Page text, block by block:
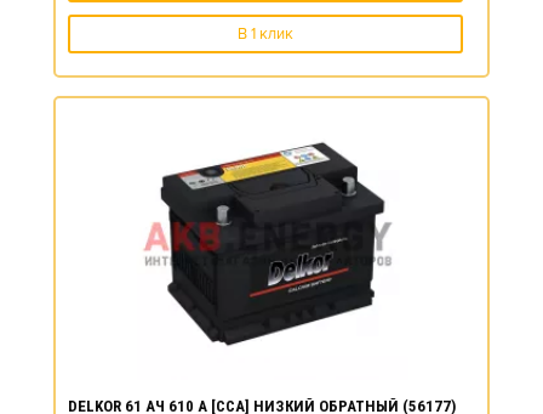
В 1 клик
DELKOR 61 АЧ 610 А [CCA] НИЗКИЙ ОБРАТНЫЙ (56177)